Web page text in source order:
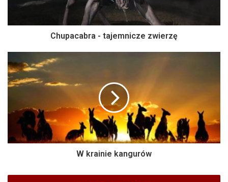
Chupacabra - tajemnicze zwierzę
W krainie kangurów